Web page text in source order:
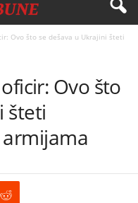
Ovo što se dešava u Ukrajini šteti
Ovo što
šteti